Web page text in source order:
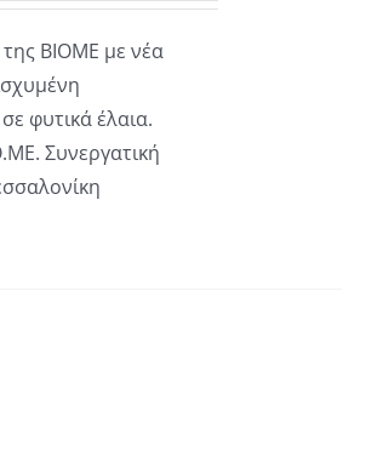
ΒΙΟΜΕ με νέα
φυτικά έλαια.
Συνεργατική